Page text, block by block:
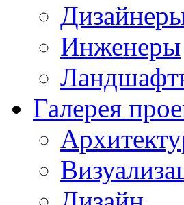
Инженеры
Галерея